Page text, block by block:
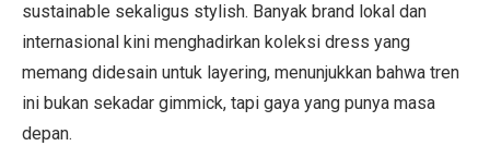
sustainable sekaligus stylish. Banyak brand lokal dan
internasional kini menghadirkan koleksi dress yang
memang didesain untuk layering, menunjukkan bahwa tren
ini bukan sekadar gimmick, tapi gaya yang punya masa
depan.